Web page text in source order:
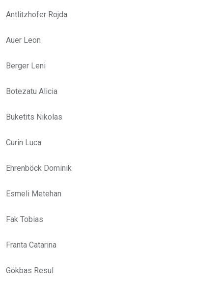
Antlitzhofer Rojda
Auer Leon
Berger Leni
Botezatu Alicia
Buketits Nikolas
Curin Luca
Ehrenböck Dominik
Esmeli Metehan
Fak Tobias
Franta Catarina
Gökbas Resul